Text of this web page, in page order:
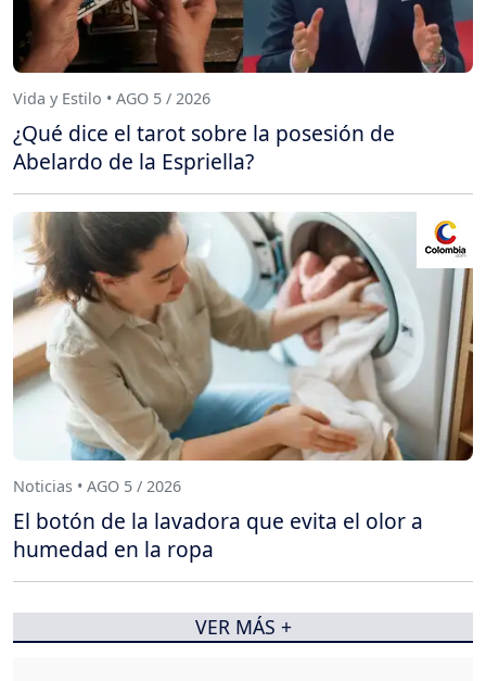
Vida y Estilo • AGO 5 / 2026
¿Qué dice el tarot sobre la posesión de
Abelardo de la Espriella?
Noticias • AGO 5 / 2026
El botón de la lavadora que evita el olor a
humedad en la ropa
VER MÁS +